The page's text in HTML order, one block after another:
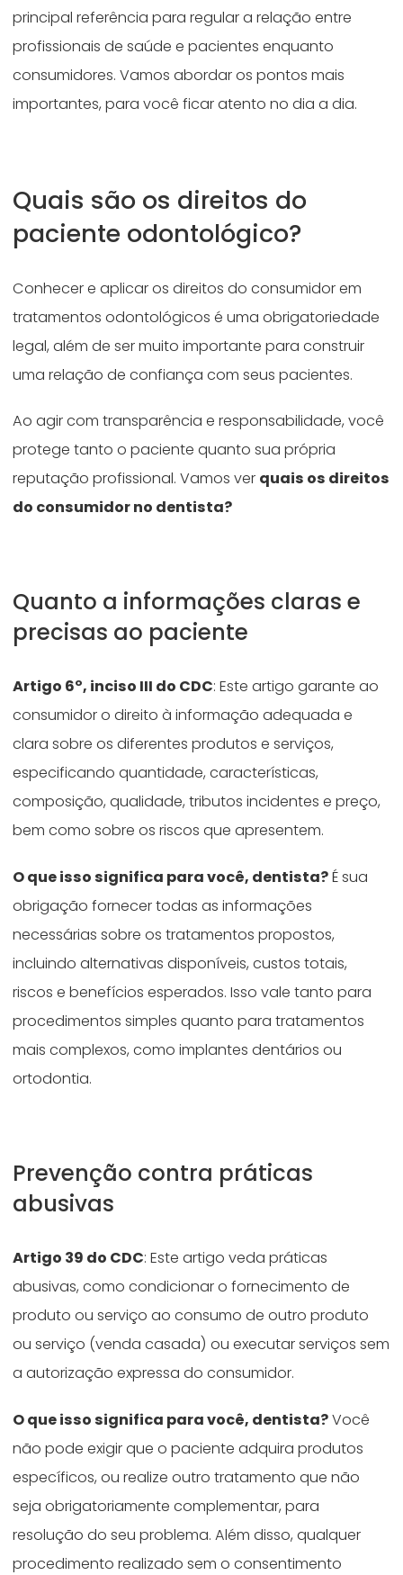
principal referência para regular a relação entre
profissionais de saúde e pacientes enquanto
consumidores. Vamos abordar os pontos mais
importantes, para você ficar atento no dia a dia.
Quais são os direitos do
paciente odontológico?
Conhecer e aplicar os direitos do consumidor em
tratamentos odontológicos é uma obrigatoriedade
legal, além de ser muito importante para construir
uma relação de confiança com seus pacientes.
Ao agir com transparência e responsabilidade, você
protege tanto o paciente quanto sua própria
reputação profissional. Vamos ver quais os direitos
do consumidor no dentista?
Quanto a informações claras e
precisas ao paciente
Artigo 6º, inciso III do CDC: Este artigo garante ao
consumidor o direito à informação adequada e
clara sobre os diferentes produtos e serviços,
especificando quantidade, características,
composição, qualidade, tributos incidentes e preço,
bem como sobre os riscos que apresentem.
O que isso significa para você, dentista?É sua
obrigação fornecer todas as informações
necessárias sobre os tratamentos propostos,
incluindo alternativas disponíveis, custos totais,
riscos e benefícios esperados. Isso vale tanto para
procedimentos simples quanto para tratamentos
mais complexos, como implantes dentários ou
ortodontia.
Prevenção contra práticas
abusivas
Artigo 39 do CDC: Este artigo veda práticas
abusivas, como condicionar o fornecimento de
produto ou serviço ao consumo de outro produto
ou serviço (venda casada) ou executar serviços sem
a autorização expressa do consumidor.
O que isso significa para você, dentista?Você
não pode exigir que o paciente adquira produtos
específicos, ou realize outro tratamento que não
seja obrigatoriamente complementar, para
resolução do seu problema. Além disso, qualquer
procedimento realizado sem o consentimento